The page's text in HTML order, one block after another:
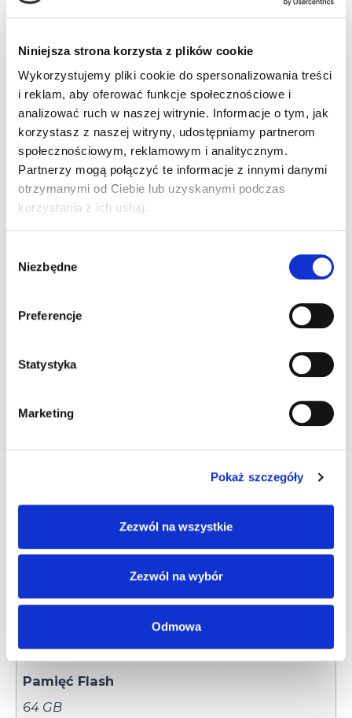
Niniejsza strona korzysta z plików cookie
Wykorzystujemy pliki cookie do spersonalizowania treści
i reklam, aby oferować funkcje społecznościowe i
analizować ruch w naszej witrynie. Informacje o tym, jak
korzystasz z naszej witryny, udostępniamy partnerom
społecznościowym, reklamowym i analitycznym.
Partnerzy mogą połączyć te informacje z innymi danymi
otrzymanymi od Ciebie lub uzyskanymi podczas
korzystania z ich usług.
zgody
Niezbędne
Preferencje
Statystyka
Marketing
Pokaż szczegóły
Zezwól na wszystkie
Zezwól na wybór
Odmowa
Biały Czarny
Komunikacja GSM
LTE+ (Dual Sim)
Nie
Komunikacja WI-Fi
802.11ac
802.11r/k
Stykowe
Informacje dodatkowe Akcesoria
dodatkowe
4 GB
Pamięć Flash
64 GB